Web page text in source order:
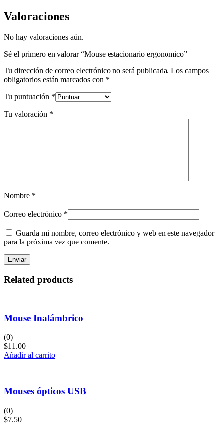
Valoraciones
No hay valoraciones aún.
Sé el primero en valorar “Mouse estacionario ergonomico”
Tu dirección de correo electrónico no será publicada. Los campos
obligatorios están marcados con *
Tu puntuación *
Tu valoración *
Nombre *
Correo electrónico *
Guarda mi nombre, correo electrónico y web en este navegador
para la próxima vez que comente.
Related products
Mouse Inalámbrico
(0)
$11.00
Añadir al carrito
Mouses ópticos USB
(0)
$7.50